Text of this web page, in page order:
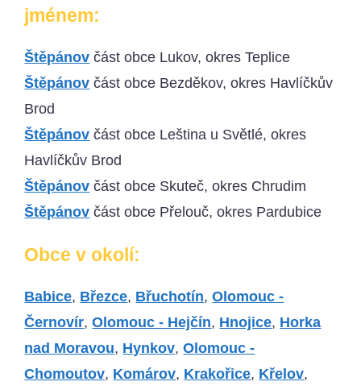
jménem:
Štěpánov část obce Lukov, okres Teplice
Štěpánov část obce Bezděkov, okres Havlíčkův
Brod
Štěpánov část obce Leština u Světlé, okres
Havlíčkův Brod
Štěpánov část obce Skuteč, okres Chrudim
Štěpánov část obce Přelouč, okres Pardubice
Obce v okolí:
Babice, Březce, Břuchotín,Olomouc -
Černovír,Olomouc - Hejčín, Hnojice, Horka
nad Moravou, Hynkov,Olomouc -
Chomoutov, Komárov, Krakořice, Křelov,